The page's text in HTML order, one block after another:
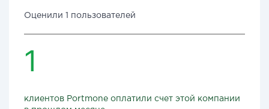
Оценили 1 пользователей
1
клиентов Portmone оплатили счет этой компании